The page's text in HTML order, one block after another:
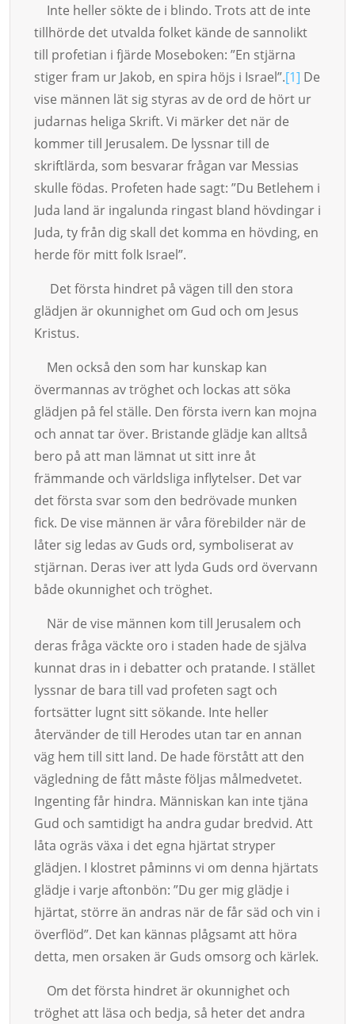
Inte heller sökte de i blindo. Trots att de inte
tillhörde det utvalda folket kände de sannolikt
till profetian i fjärde Mose­bo­ken: ”En stjärna
stiger fram ur Jakob, en spira höjs i Israel”.[1] De
vise männen lät sig styras av de ord de hört ur
judarnas heli­ga Skrift. Vi märker det när de
kommer till Jerusa­lem. De lyssnar till de
skriftlärda, som besvarar frågan var Messias
skulle födas. Profeten hade sagt: ”Du Betlehem i
Juda land är ingalun­da ringast bland hövdingar i
Juda, ty från dig skall det komma en höv­ding, en
her­de för mitt folk Israel”.
Det första hindret på vägen till den stora
glädjen är okunnighet om Gud och om Je­sus
Kristus.
Men också den som har kunskap kan
övermannas av tröghet och lockas att söka
glädjen på fel stäl­le. Den första ivern kan mojna
och annat tar över. Brist­ande glädje kan alltså
bero på att man läm­nat ut sitt inre åt
främmande och världsliga in­flytelser. Det var
det första svar som den bedrövade munken
fick. De vise männen är våra fö­re­bil­der när de
låter sig ledas av Guds ord, symbolise­rat av
stjär­nan. Deras iver att lyda Guds ord övervann
både okunnighet och tröghet.
När de vise männen kom till Jerusalem och
deras fråga väckte oro i staden hade de själ­­va
kunnat dras in i debatter och pratande. I stället
lyssnar de bara till vad pro­feten sagt och
fortsätter lugnt sitt sökande. Inte heller
återvänder de till Herodes utan tar en annan
väg hem till sitt land. De hade förstått att den
vägledning de fått mås­te följas målmedvetet.
Ingenting får hindra. Män­niskan kan inte tjäna
Gud och samtidigt ha andra gudar bredvid. Att
låta ogräs växa i det eg­na hjär­tat stry­per
glädjen. I klost­ret på­minns vi om denna hjärtats
glädje i varje af­ton­bön: ”Du ger mig glädje i
hjärtat, större än andras när de får säd och vin i
över­flöd”. Det kan kännas plåg­samt att höra
detta, men orsaken är Guds omsorg och kärlek.
Om det första hindret är okunnighet och
trög­het att läsa och bedja, så heter det andra